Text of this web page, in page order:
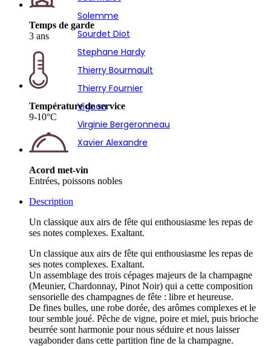
Solemme
Sourdet Diot
Stephane Hardy
Thierry Bourmault
Thierry Fournier
Vignon
Virginie Bergeronneau
Xavier Alexandre
Temps de garde
3 ans
Température de service
9-10°C
Acord met-vin
Entrées, poissons nobles
Description
Un classique aux airs de fête qui enthousiasme les repas de
ses notes complexes. Exaltant.
Un classique aux airs de fête qui enthousiasme les repas de
ses notes complexes. Exaltant.
Un assemblage des trois cépages majeurs de la champagne
(Meunier, Chardonnay, Pinot Noir) qui a cette composition
sensorielle des champagnes de fête : libre et heureuse.
De fines bulles, une robe dorée, des arômes complexes et le
tour semble joué. Pêche de vigne, poire et miel, puis brioche
beurrée sont harmonie pour nous séduire et nous laisser
vagabonder dans cette partition fine de la champagne.